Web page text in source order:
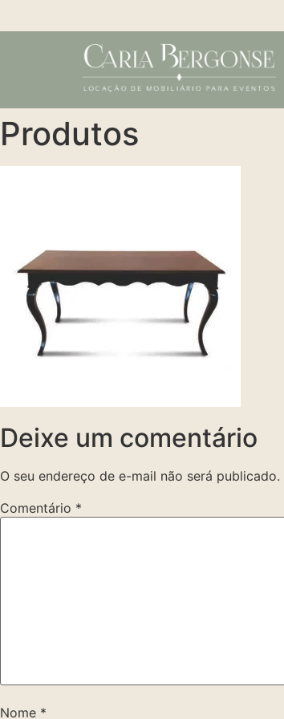
Produtos
Deixe um comentário
O seu endereço de e-mail não será publicado.
Comentário *
Nome *